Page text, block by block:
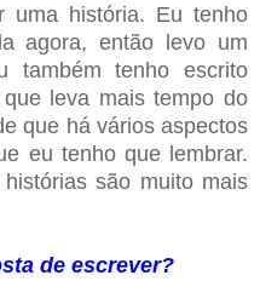
uma história. Eu tenho
agora, então levo um
também tenho escrito
leva mais tempo do
que há vários aspectos
eu tenho que lembrar.
são muito mais
de escrever?